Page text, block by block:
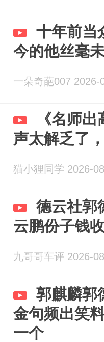
十年前当
今的他丝毫
一朵奇葩007 2026-
《名师
声太解乏了
猫小狸同学 2026-
德云社郭
云鹏份子钱
九哥哥车评 2026-
郭麒麟郭
金句频出笑
一个